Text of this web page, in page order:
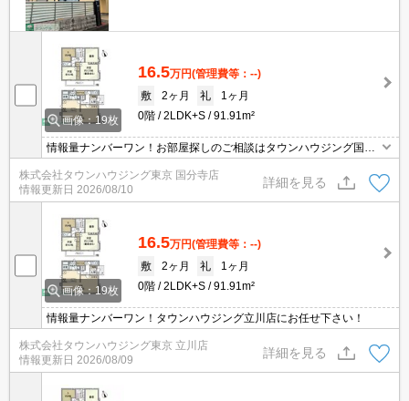
画像：19枚
16.5万円(管理費等：--)
敷
2ヶ月 礼
1ヶ月
0階
2LDK+S 91.91m²
情報量ナンバーワン！お部屋探しのご相談はタウンハウジング国分
寺店にお任せを！
株式会社タウンハウジング東京 国分寺店
情報更新日 2026/08/10
詳細を見る
画像：19枚
16.5万円(管理費等：--)
敷
2ヶ月 礼
1ヶ月
0階
2LDK+S 91.91m²
情報量ナンバーワン！タウンハウジング立川店にお任せ下さい！
株式会社タウンハウジング東京 立川店
情報更新日 2026/08/09
詳細を見る